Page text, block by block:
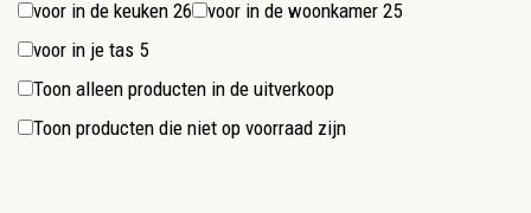
voor in de keuken 26 voor in de woonkamer 25
voor in je tas 5
Toon alleen producten in de uitverkoop
Toon producten die niet op voorraad zijn